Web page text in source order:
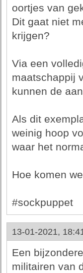
oortjes van
Dit gaat niet
krijgen?
Via een
maatschappij
kunnen de
Als dit
weinig hoop
waar het
Hoe komen
#sockpuppet
13-01-2021,
Een
militairen van